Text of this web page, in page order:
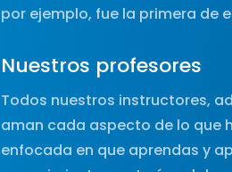
por ejemplo, fue la primera de
Nuestros profesores
Todos nuestros instructores,
aman cada aspecto de lo que
enfocada en que aprendas y